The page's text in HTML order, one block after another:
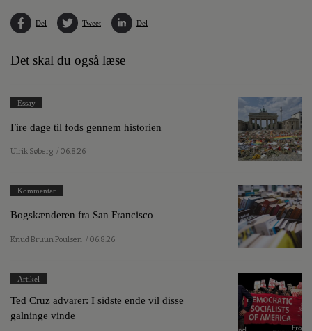
Del Tweet Del
Det skal du også læse
Essay
Fire dage til fods gennem historien
Ulrik Søberg / 06.8.26
Kommentar
Bogskænderen fra San Francisco
Knud Bruun Poulsen / 06.8.26
Artikel
Ted Cruz advarer: I sidste ende vil disse
galninge vinde